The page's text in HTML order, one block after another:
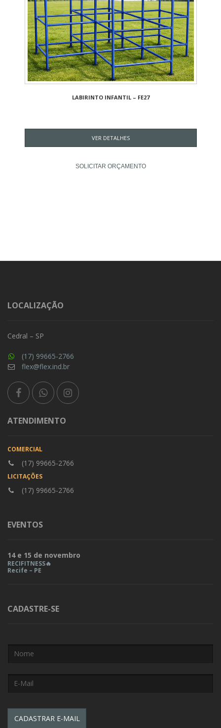
LABIRINTO INFANTIL – FE27
VER DETALHES
SOLICITAR ORÇAMENTO
LOCALIZAÇÃO
Cedral – SP
(17) 99665-2766
flex@flex.ind.br
ATENDIMENTO
COMERCIAL
(17) 99665-2766
LICITAÇÕES
(17) 99665-2766
EVENTOS
14 e 15 de novembro
RECIFITNESS🔥
Recife – PE
CADASTRE-SE